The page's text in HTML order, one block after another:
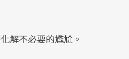
解不必要的尷尬。